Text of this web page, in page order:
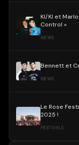
KI/KI et
Control »
NEWS
Bennett et
NEWS
Le Rose
2025 !
FESTIVALS